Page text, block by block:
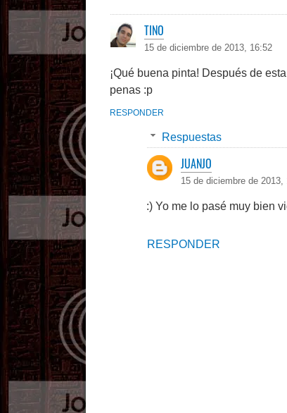
TINO
15 de diciembre de 2013, 16:52
¡Qué buena pinta! Después de
penas :p
RESPONDER
Respuestas
JUANJO
15 de diciembre de 2013,
:) Yo me lo pasé muy bien
RESPONDER